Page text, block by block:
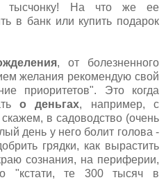
тысчонку! На что же ее
в банк или купить подарок
, от болезненного
желания рекомендую свой
приоритетов". Это когда
о деньгах, например, с
в садоводство (очень
день у него болит голова -
грядки, как вырастить
сознания, на периферии,
"кстати, те 300 тысяч в